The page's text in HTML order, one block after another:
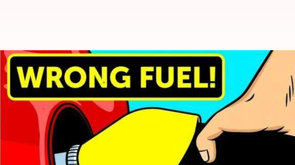
Mengapa Anda tidak boleh memasukkan
menulis Bob May 29, 2023 12:03 pm
Apa ceritanya
Dalam insiden aneh, sebuah dealer salah mengisi Mahindra
kepada pemiliknya.
Setelah menyadari kesalahannya, pihak dealer mencoba